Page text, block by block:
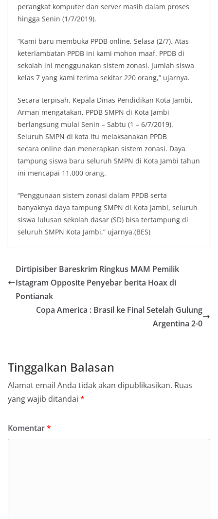
perangkat komputer dan server masih dalam proses
hingga Senin (1/7/2019).
“Kami baru membuka PPDB online, Selasa (2/7). Atas
keterlambatan PPDB ini kami mohon maaf. PPDB di
sekolah ini menggunakan sistem zonasi. Jumlah siswa
kelas 7 yang kami terima sekitar 220 orang,” ujarnya.
Secara terpisah, Kepala Dinas Pendidikan Kota Jambi,
Arman mengatakan, PPDB SMPN di Kota Jambi
berlangsung mulai Senin – Sabtu (1 – 6/7/2019).
Seluruh SMPN di kota itu melaksanakan PPDB
secara online dan menerapkan sistem zonasi. Daya
tampung siswa baru seluruh SMPN di Kota Jambi tahun
ini mencapai 11.000 orang.
“Penggunaan sistem zonasi dalam PPDB serta
banyaknya daya tampung SMPN di Kota Jambi, seluruh
siswa lulusan sekolah dasar (SD) bisa tertampung di
seluruh SMPN Kota Jambi,” ujarnya.(BES)
Dirtipisiber Bareskrim Ringkus MAM Pemilik
Istagram Opposite Penyebar berita Hoax di
Pontianak
Copa America : Brasil ke Final Setelah Gulung
Argentina 2-0
Tinggalkan Balasan
Alamat email Anda tidak akan dipublikasikan. Ruas
yang wajib ditandai *
Komentar*